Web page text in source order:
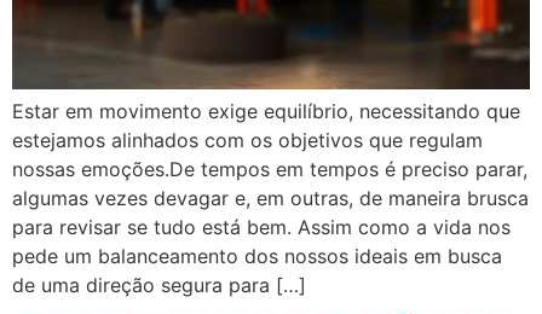
Estar em movimento exige equilíbrio, necessitando que
estejamos alinhados com os objetivos que regulam
nossas emoções.De tempos em tempos é preciso parar,
algumas vezes devagar e, em outras, de maneira brusca
para revisar se tudo está bem. Assim como a vida nos
pede um balanceamento dos nossos ideais em busca
de uma direção segura para […]